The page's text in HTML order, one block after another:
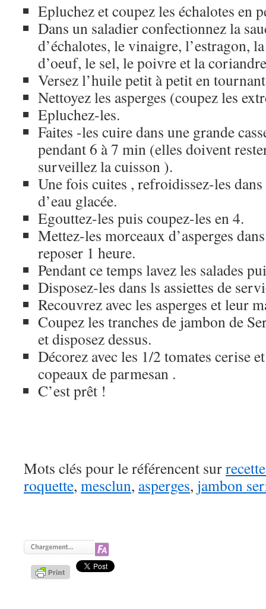
Epluchez et coupez les échalotes en
Dans un saladier confectionnez la
d’échalotes, le vinaigre, l’estragon,
d’oeuf, le sel, le poivre et la
Versez l’huile petit à petit en
Nettoyez les asperges (coupez les
Epluchez-les.
Faites -les cuire dans une grande
pendant 6 à 7 min (elles doivent
surveillez la cuisson ).
Une fois cuites , refroidissez-les
d’eau glacée.
Egouttez-les puis coupez-les en 4.
Mettez-les morceaux d’asperges
reposer 1 heure.
Pendant ce temps lavez les salades
Disposez-les dans ls assiettes de
Recouvrez avec les asperges et leur
Coupez les tranches de jambon de
et disposez dessus.
Décorez avec les 1/2 tomates cerise
copeaux de parmesan .
C’est prêt !
Mots clés pour le référencent sur
roquette, mesclun, asperges, jambon